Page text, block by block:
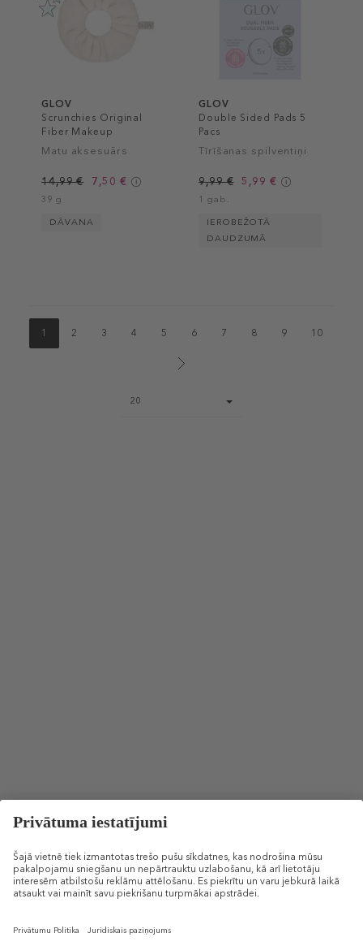
GLOV
Scrunchies Original
Fiber Makeup
Removing
Matu aksesuārs
14,99 € 7,50 €
39 g
DĀVANA
GLOV
Double Sided Pads 5
Pacs
Tīrīšanas spilventiņi
9,99 € 5,99 €
1 gab.
IEROBEŽOTĀ
DAUDZUMĀ
1 2 3 4 5 6 7 8 9 10
size
20